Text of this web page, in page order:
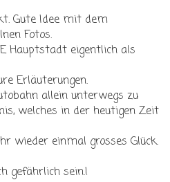
Gute Idee mit dem
Fotos.
Hauptstadt eigentlich als
Erläuterungen.
allein unterwegs zu
welches in der heutigen Zeit
wieder einmal grosses Glück.
gefährlich sein.!